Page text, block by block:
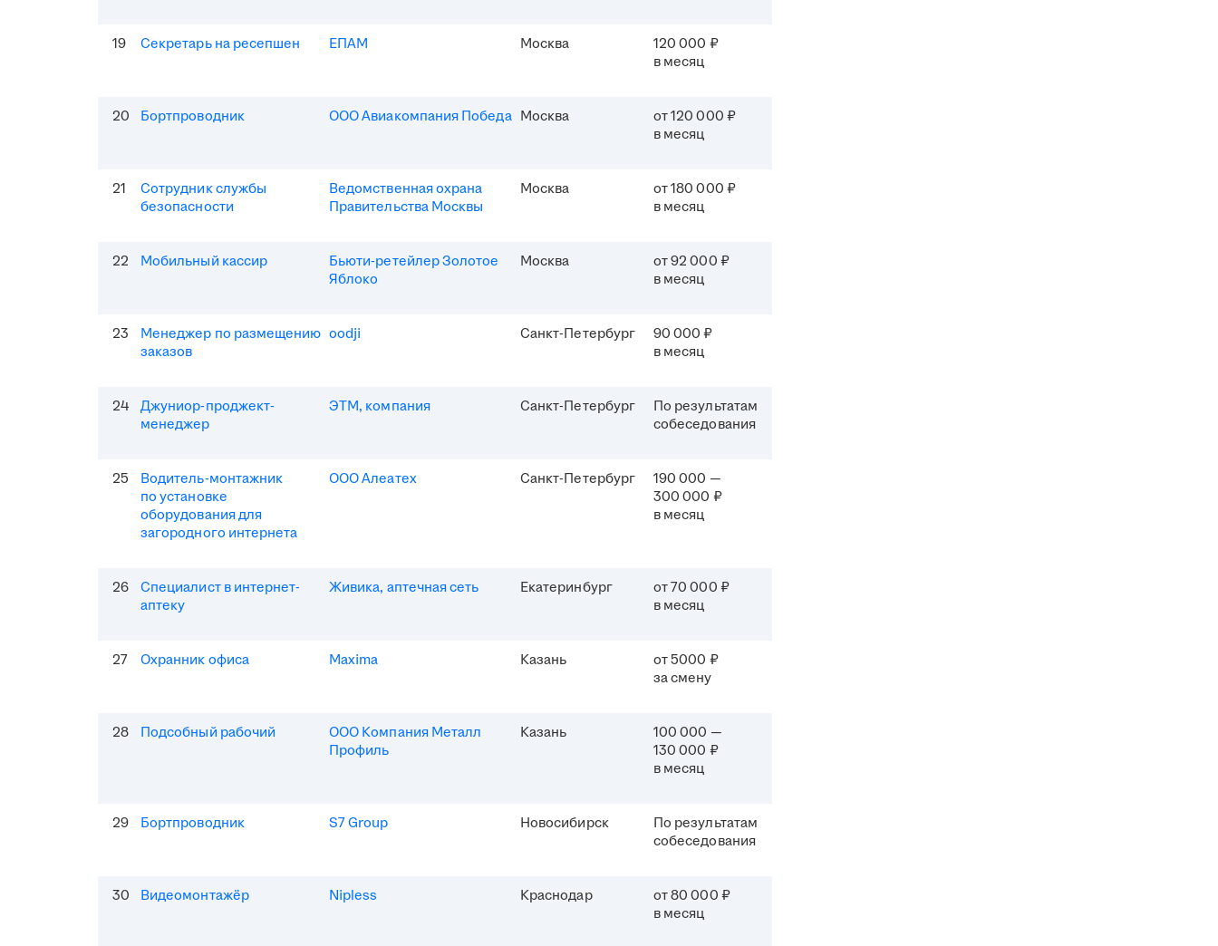
19 Секретарь на ресепшен ЕПАМ Москва
120 000 ₽
в месяц
20 Бортпроводник ООО Авиакомпания Победа Москва
от 120 000 ₽
в месяц
21
Сотрудник службы
безопасности
Ведомственная охрана
Правительства Москвы
Москва
от 180 000 ₽
в месяц
22 Мобильный кассир
Бьюти-ретейлер Золотое
Яблоко
Москва
от 92 000 ₽
в месяц
23
Менеджер по размещению
заказов
oodji Санкт-Петербург
90 000 ₽
в месяц
24
Джуниор-проджект-
менеджер
ЭТМ, компания Санкт-Петербург
По результатам
собеседования
25
Водитель-монтажник
по установке
оборудования для
загородного интернета
ООО Алеатех Санкт-Петербург
190 000 —
300 000 ₽
в месяц
26
Специалист в интернет-
аптеку
Живика, аптечная сеть Екатеринбург
от 70 000 ₽
в месяц
27 Охранник офиса Maxima Казань
от 5000 ₽
за смену
28 Подсобный рабочий
ООО Компания Металл
Профиль
Казань
100 000 —
130 000 ₽
в месяц
29 Бортпроводник S7 Group Новосибирск
По результатам
собеседования
30 Видеомонтажёр Nipless Краснодар
от 80 000 ₽
в месяц